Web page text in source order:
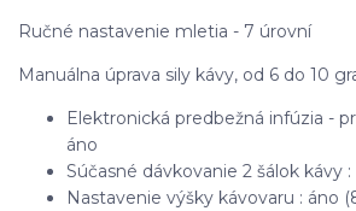
Ručné nastavenie mletia - 7 úrovní
Manuálna úprava sily kávy, od 6 do 10
Elektronická predbežná infúzia -
áno
Súčasné dávkovanie 2 šálok kávy :
Nastavenie výšky kávovaru : áno